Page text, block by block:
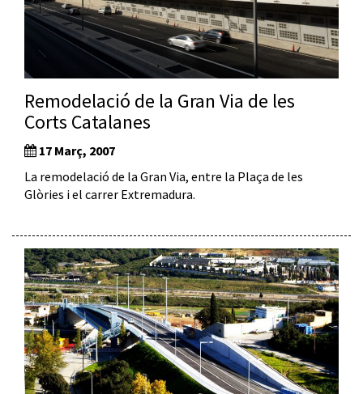
Remodelació de la Gran Via de les
Corts Catalanes
17 Març, 2007
La remodelació de la Gran Via, entre la Plaça de les
Glòries i el carrer Extremadura.